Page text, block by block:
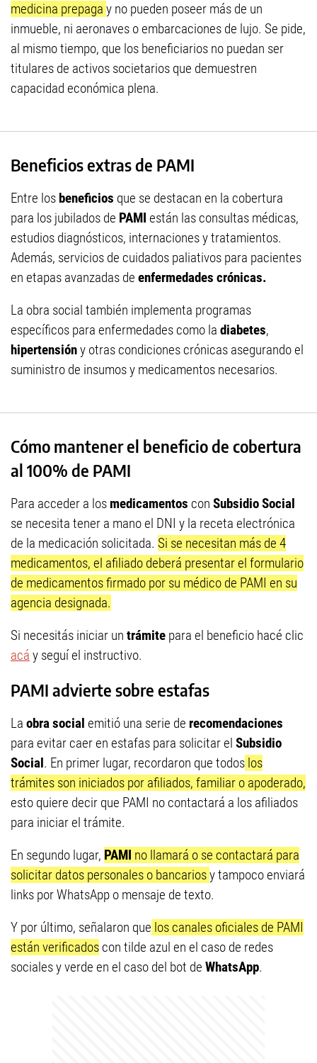
medicina prepaga y no pueden poseer más de un
inmueble, ni aeronaves o embarcaciones de lujo. Se pide,
al mismo tiempo, que los beneficiarios no puedan ser
titulares de activos societarios que demuestren
capacidad económica plena.
Beneficios extras de PAMI
Entre los beneficios que se destacan en la cobertura
para los jubilados de PAMI están las consultas médicas,
estudios diagnósticos, internaciones y tratamientos.
Además, servicios de cuidados paliativos para pacientes
en etapas avanzadas de enfermedades crónicas.
La obra social también implementa programas
específicos para enfermedades como la diabetes,
hipertensióny otras condiciones crónicas asegurando el
suministro de insumos y medicamentos necesarios.
Cómo mantener el beneficio de cobertura
al 100% de PAMI
Para acceder a los medicamentos con Subsidio Social
se necesita tener a mano el DNI y la receta electrónica
de la medicación solicitada. Si se necesitan más de 4
medicamentos, el afiliado deberá presentar el formulario
de medicamentos firmado por su médico de PAMI en su
agencia designada.
Si necesitás iniciar un trámite para el beneficio hacé clic
acá y seguí el instructivo.
PAMI advierte sobre estafas
La obra social emitió una serie de recomendaciones
para evitar caer en estafas para solicitar el Subsidio
Social. En primer lugar, recordaron que todos los
trámites son iniciados por afiliados, familiar o apoderado,
esto quiere decir que PAMI no contactará a los afiliados
para iniciar el trámite.
En segundo lugar, PAMI no llamará o se contactará para
solicitar datos personales o bancariosy tampoco enviará
links por WhatsApp o mensaje de texto.
Y por último, señalaron que los canales oficiales de PAMI
están verificados con tilde azul en el caso de redes
sociales y verde en el caso del bot de WhatsApp.